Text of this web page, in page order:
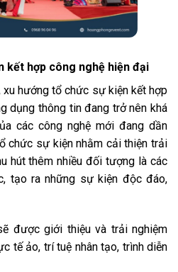
kết hợp công nghệ hiện đại
xu hướng tổ chức sự kiện kết hợp
dụng thông tin đang trở nên khá
các công nghệ mới đang dần
chức sự kiện nhằm cải thiện trải
hút thêm nhiều đối tượng là các
tạo ra những sự kiện độc đáo,
được giới thiệu và trải nghiệm
tế ảo, trí tuệ nhân tạo, trình diễn